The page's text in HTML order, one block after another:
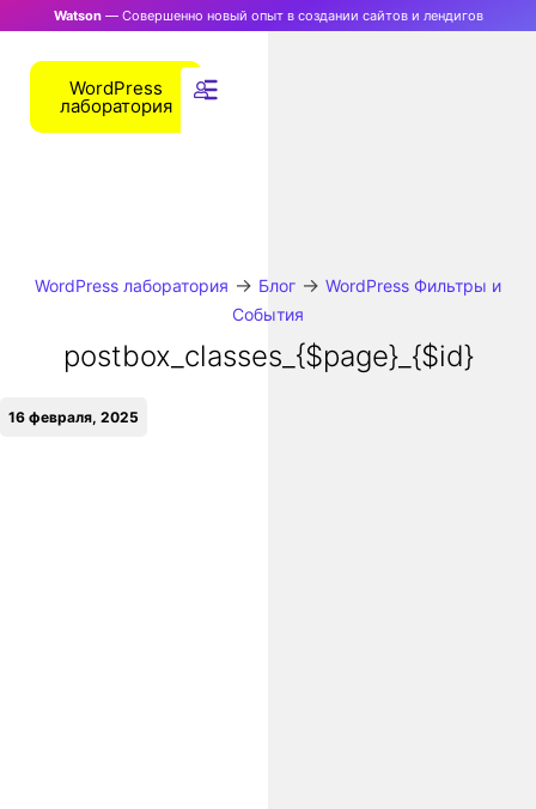
Watson— Совершенно новый опыт в создании сайтов и лендигов
WordPress
лаборатория
WordPress лаборатория → Блог → WordPress Фильтры и
События
postbox_classes_{$page}_{$id}
16 февраля, 2025